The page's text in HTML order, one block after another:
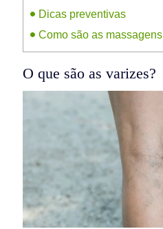
Dicas preventivas
Como são as massagens
O que são as varizes?